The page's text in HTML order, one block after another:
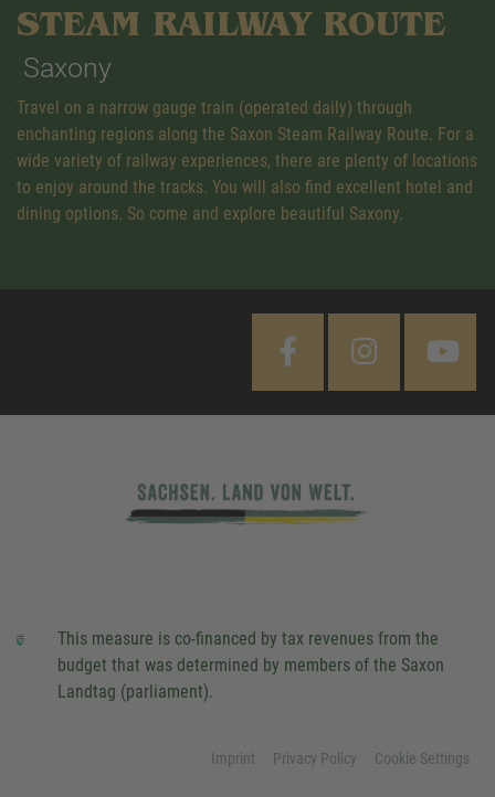
STEAM RAILWAY ROUTE
Saxony
Travel on a narrow gauge train (operated daily) through
enchanting regions along the Saxon Steam Railway Route. For a
wide variety of railway experiences, there are plenty of locations
to enjoy around the tracks. You will also find excellent hotel and
dining options. So come and explore beautiful Saxony.
This measure is co-financed by tax revenues from the
budget that was determined by members of the Saxon
Landtag (parliament).
Imprint Privacy Policy Cookie Settings